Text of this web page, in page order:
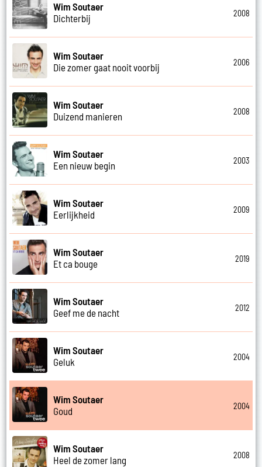
Wim Soutaer
Dichterbij
2008
Wim Soutaer
Die zomer gaat nooit voorbij
2006
Wim Soutaer
Duizend manieren
2008
Wim Soutaer
Een nieuw begin
2003
Wim Soutaer
Eerlijkheid
2009
Wim Soutaer
Et ca bouge
2019
Wim Soutaer
Geef me de nacht
2012
Wim Soutaer
Geluk
2004
Wim Soutaer
Goud
2004
Wim Soutaer
Heel de zomer lang
2008